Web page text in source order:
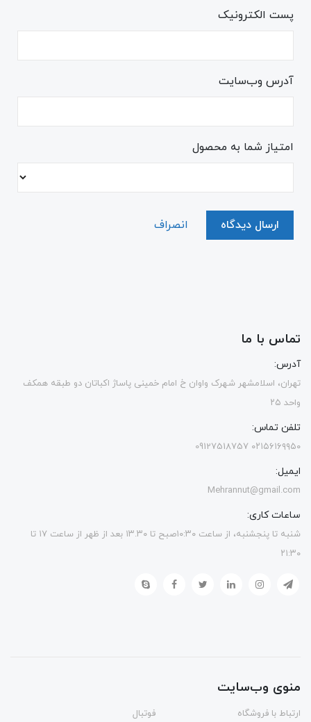
پست الکترونیک
آدرس وب‌سایت
امتیاز شما به محصول
ارسال دیدگاه انصراف
تماس با ما
آدرس:
تهران، اسلامشهر شهرک واوان خ امام خمینی پاساژ اکباتان دو طبقه همکف
واحد ۲۵
تلفن تماس:
۰۲۱۵۶۱۶۹۹۵۰ 09127518757
ایمیل:
Mehrannut@gmail.com
ساعات کاری:
شنبه تا پنجشنبه، از ساعت ۱۰:۳۰صبح تا ۱۳.۳۰ بعد از ظهر از ساعت ۱۷ تا
۲۱:۳۰
منوی وب‌سایت
ارتباط با فروشگاه
فوتبال